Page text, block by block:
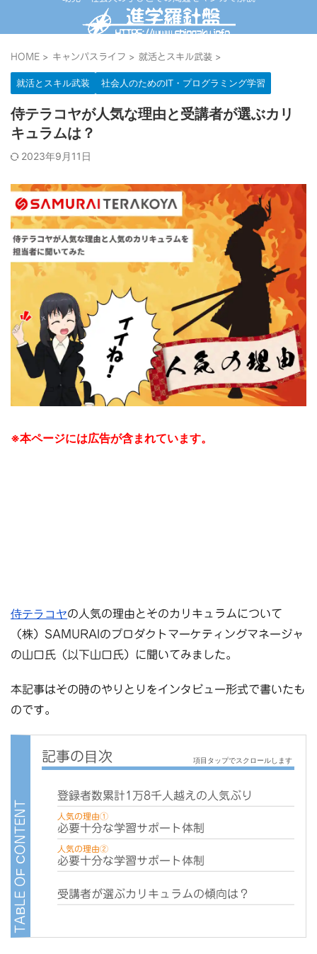
HOME > キャンパスライフ > 就活とスキル武装 >
就活とスキル武装 社会人のためのIT・プログラミング学習
侍テラコヤが人気な理由と受講者が選ぶカリ
キュラムは？
2023年9月11日
※本ページには広告が含まれています。
侍テラコヤの人気の理由とそのカリキュラムについて
（株）SAMURAIのプロダクトマーケティングマネージャ
の山口氏（以下山口氏）に聞いてみました。
本記事はその時のやりとりをインタビュー形式で書いたも
のです。
項目タップでスクロールします
登録者数累計1万8千人越えの人気ぶり
人気の理由①
必要十分な学習サポート体制
人気の理由②
必要十分な学習サポート体制
受講者が選ぶカリキュラムの傾向は？